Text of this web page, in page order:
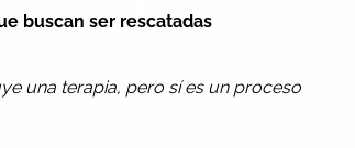
buscan ser rescatadas
una terapia, pero sí es un proceso